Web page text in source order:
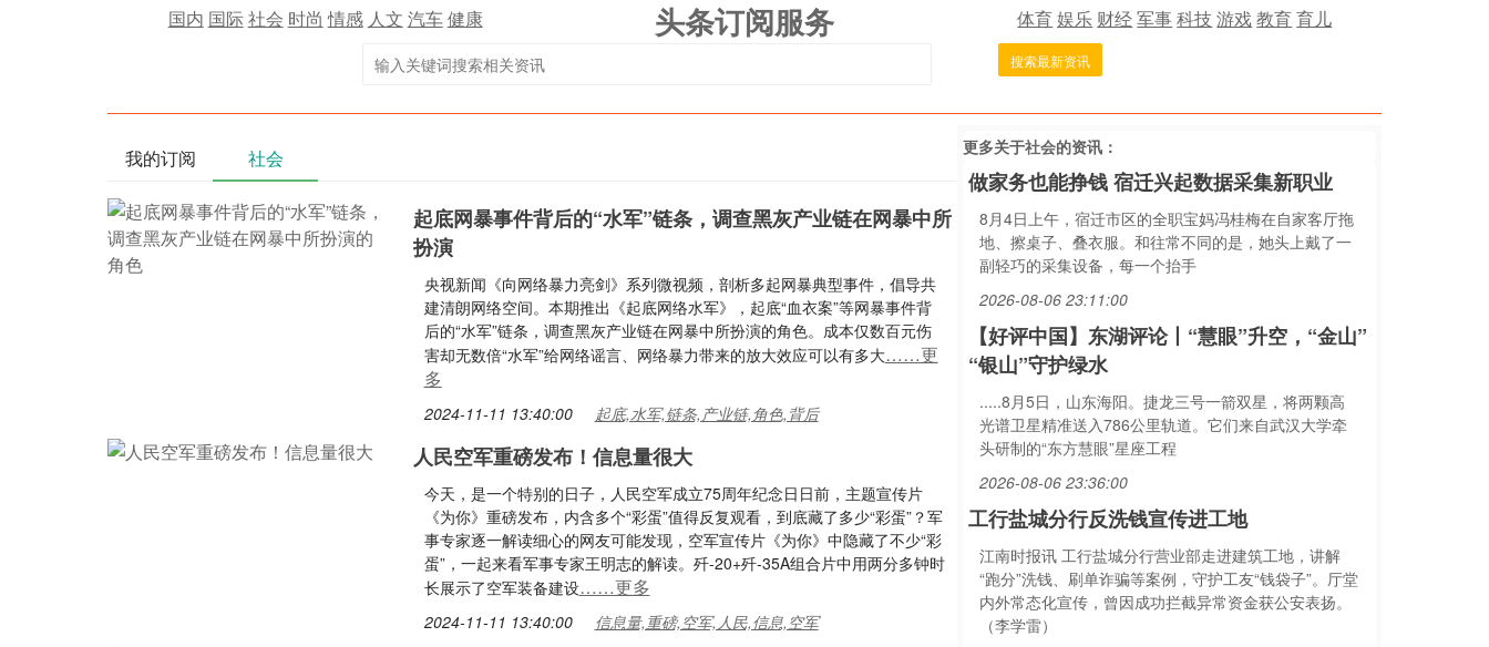
国内 国际社会 时尚 情感 人文 汽车健康 头条订阅服务 体育娱乐 财经军事科技游戏教育育儿
搜索最新资讯
我的订阅 社会
起底网暴事件背后的“水军”链条，调查黑灰产业链在网暴中所
扮演
央视新闻《向网络暴力亮剑》系列微视频，剖析多起网暴典型事件，倡导共
建清朗网络空间。本期推出《起底网络水军》，起底“血衣案”等网暴事件背
后的“水军”链条，调查黑灰产业链在网暴中所扮演的角色。成本仅数百元伤
害却无数倍“水军”给网络谣言、网络暴力带来的放大效应可以有多大……更
多
2024-11-11 13:40:00 起底,水军,链条,产业链,角色,背后
人民空军重磅发布！信息量很大
今天，是一个特别的日子，人民空军成立75周年纪念日日前，主题宣传片
《为你》重磅发布，内含多个“彩蛋”值得反复观看，到底藏了多少“彩蛋”？军
事专家逐一解读细心的网友可能发现，空军宣传片《为你》中隐藏了不少“彩
蛋”，一起来看军事专家王明志的解读。歼-20+歼-35A组合片中用两分多钟时
长展示了空军装备建设……更多
2024-11-11 13:40:00 信息量,重磅,空军,人民,信息,空军
更多关于社会的资讯：
做家务也能挣钱 宿迁兴起数据采集新职业
8月4日上午，宿迁市区的全职宝妈冯桂梅在自家客厅拖
地、擦桌子、叠衣服。和往常不同的是，她头上戴了一
副轻巧的采集设备，每一个抬手
2026-08-06 23:11:00
【好评中国】东湖评论丨“慧眼”升空，“金山”
“银山”守护绿水
.....8月5日，山东海阳。捷龙三号一箭双星，将两颗高
光谱卫星精准送入786公里轨道。它们来自武汉大学牵
头研制的“东方慧眼”星座工程
2026-08-06 23:36:00
工行盐城分行反洗钱宣传进工地
江南时报讯 工行盐城分行营业部走进建筑工地，讲解
“跑分”洗钱、刷单诈骗等案例，守护工友“钱袋子”。厅堂
内外常态化宣传，曾因成功拦截异常资金获公安表扬。
（李学雷）